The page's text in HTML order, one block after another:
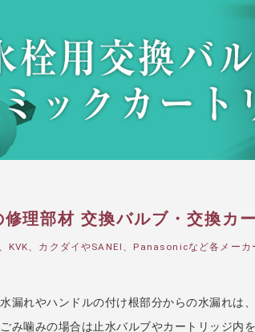
修理部材 交換バルブ・交換カ
KVK、カクダイやSANEI、Panasonicなど各メーカ
漏れやハンドルの付け根部分からの水漏れは
み噛みの場合は止水バルブやカートリッジ内